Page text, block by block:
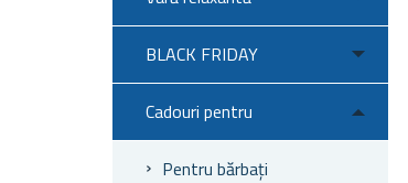
BLACK FRIDAY
Cadouri pentru
Pentru bărbați